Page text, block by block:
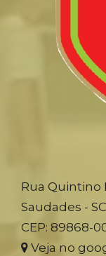
Rua Quintino
Saudades - SC
CEP: 89868-
Veja no